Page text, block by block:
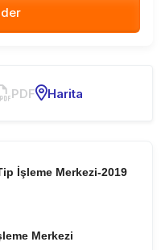
PDF Harita
İşleme Merkezi-2019
Merkezi